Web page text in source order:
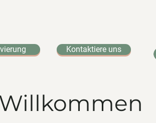
Kontaktiere uns